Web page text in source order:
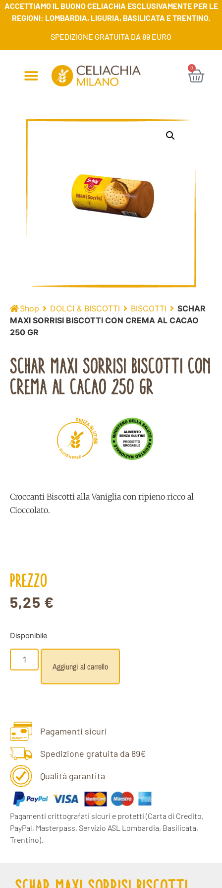
ACCETTIAMO IL BUONO CELIACHIA ESCLUSIVAMENTE PER LE
REGIONI: LOMBARDIA, LIGURIA, BASILICATA E TRENTINO.
SPEDIZIONE GRATUITA DA 89 EURO
0
Shop DOLCI & BISCOTTI BISCOTTI
SCHAR
MAXI SORRISI BISCOTTI CON CREMA AL CACAO
250 GR
SCHAR MAXI SORRISI BISCOTTI CON
CREMA AL CACAO 250 GR
SENZ
AG
LU
T
I
N
E
G
L
UTENFREE
Croccanti Biscotti alla Vaniglia con ripieno ricco al
Cioccolato.
PREZZO
5,25 €
Disponibile
Aggiungi al carrello
Pagamenti sicuri
Spedizione gratuita da 89€
Qualità garantita
Pagamenti crittografati sicuri e protetti (Carta di Credito,
PayPal, Masterpass, Servizio ASL Lombardia, Basilicata,
Trentino).